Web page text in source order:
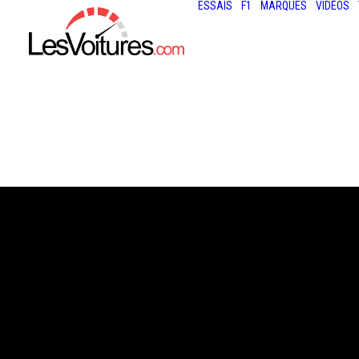
ESSAIS F1 MARQUES VIDÉOS